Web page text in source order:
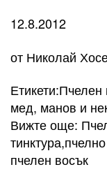
12.8.2012
от Николай
мед, манов и
Вижте още:
пчелен восък